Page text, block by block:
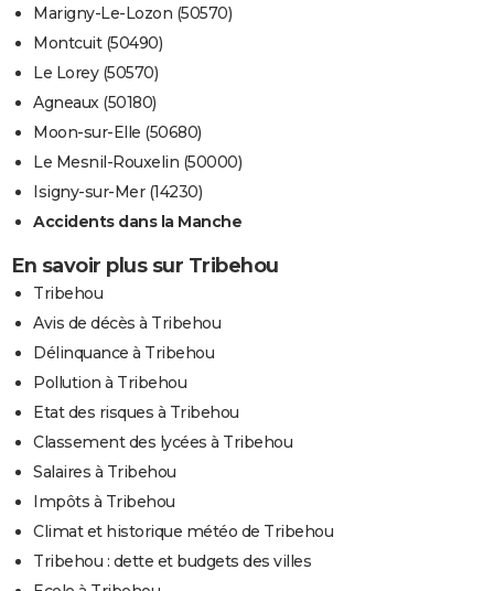
Marigny-Le-Lozon (50570)
Montcuit (50490)
Le Lorey (50570)
Agneaux (50180)
Moon-sur-Elle (50680)
Le Mesnil-Rouxelin (50000)
Isigny-sur-Mer (14230)
Accidents dans la Manche
En savoir plus sur Tribehou
Tribehou
Avis de décès à Tribehou
Délinquance à Tribehou
Pollution à Tribehou
Etat des risques à Tribehou
Classement des lycées à Tribehou
Salaires à Tribehou
Impôts à Tribehou
Climat et historique météo de Tribehou
Tribehou : dette et budgets des villes